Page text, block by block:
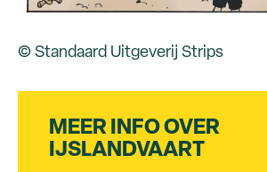
© Standaard Uitgeverij Strips
MEER INFO OVER
IJSLANDVAART